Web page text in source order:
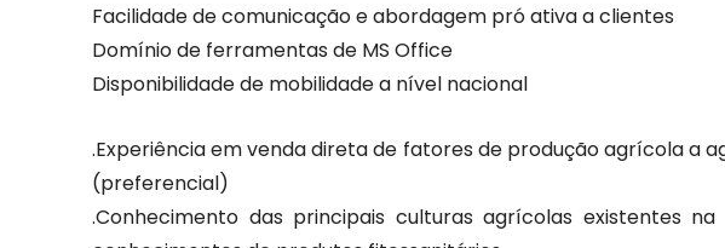
Facilidade de comunicação e abordagem pró ativa a clientes
Domínio de ferramentas de MS Office
Disponibilidade de mobilidade a nível nacional
.Experiência em venda direta de fatores de produção agrícola a
(preferencial)
.Conhecimento das principais culturas agrícolas existentes